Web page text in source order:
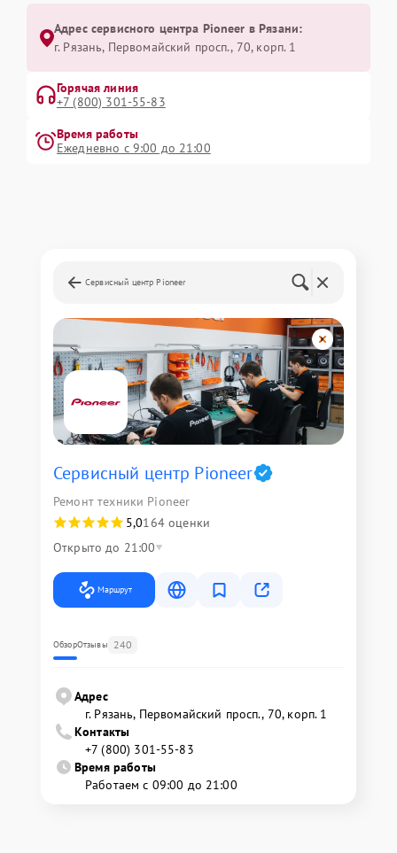
Адрес сервисного центра Pioneer в Рязани:
г. Рязань, Первомайский просп., 70, корп. 1
Горячая линия
+7 (800) 301-55-83
Время работы
Ежедневно с 9:00 до 21:00
Сервисный центр Pioneer
Сервисный центр Pioneer
Ремонт техники Pioneer
5,0164 оценки
Открыто до 21:00
Маршрут
ОбзорОтзывы 240
Адрес
г. Рязань, Первомайский просп., 70, корп. 1
Контакты
+7 (800) 301-55-83
Время работы
Работаем с 09:00 до 21:00